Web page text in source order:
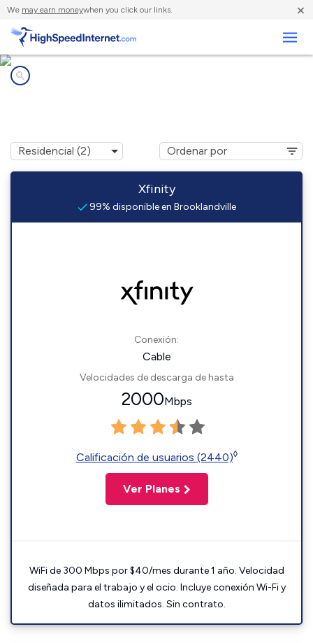
We may earn moneywhen you click our links. ×
Xfinity
99% disponible en Brooklandville
Conexión:
Cable
Velocidades de descarga de hasta
2000Mbps
Calificación de usuarios (2440)◊
Ver Planes
WiFi de 300 Mbps por $40/mes durante 1 año. Velocidad
diseñada para el trabajo y el ocio. Incluye conexión Wi-Fi y
datos ilimitados. Sin contrato.